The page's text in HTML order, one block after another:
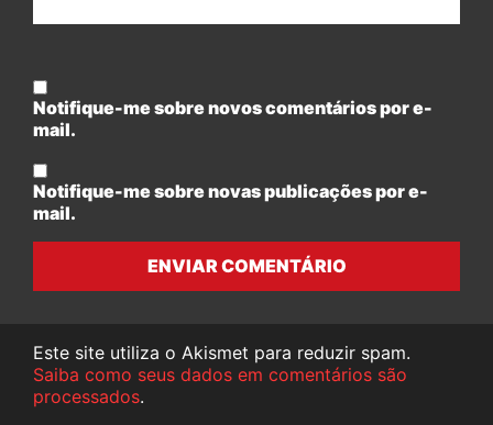
Notifique-me sobre novos comentários por e-
mail.
Notifique-me sobre novas publicações por e-
mail.
ENVIAR COMENTÁRIO
Este site utiliza o Akismet para reduzir spam.
Saiba como seus dados em comentários são
processados.